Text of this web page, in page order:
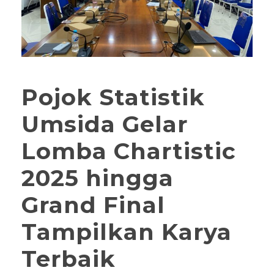
Pojok Statistik
Umsida Gelar
Lomba Chartistic
2025 hingga
Grand Final
Tampilkan Karya
Terbaik